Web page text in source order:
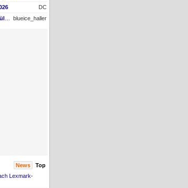
DC
blueice_haller
News
Top
Lexmark-